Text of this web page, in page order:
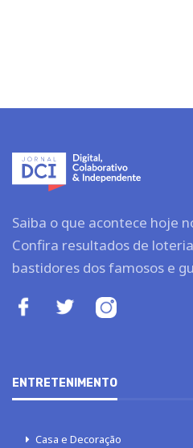
Saiba o que acontece hoje
Confira resultados de
bastidores dos famosos e
ENTRETENIMENTO
Casa e Decoração